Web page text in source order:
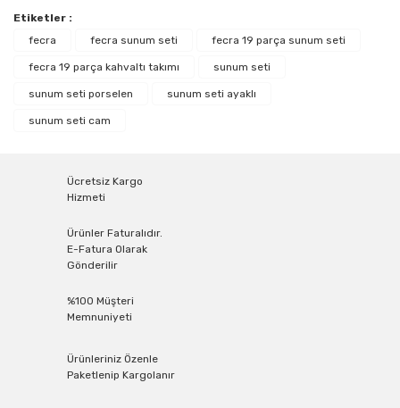
Etiketler :
fecra
fecra sunum seti fecra 19 parça sunum seti
fecra 19 parça kahvaltı takımı sunum seti
sunum seti porselen sunum seti ayaklı
sunum seti cam
Ücretsiz Kargo
Hizmeti
Ürünler Faturalıdır.
E-Fatura Olarak
Gönderilir
%100 Müşteri
Memnuniyeti
Ürünleriniz Özenle
Paketlenip Kargolanır